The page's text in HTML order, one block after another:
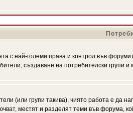
с най-големи права и контрол във
създаване на потребителски групи
(или групи такива), чиято работа е да
местят и разделят теми във форума,